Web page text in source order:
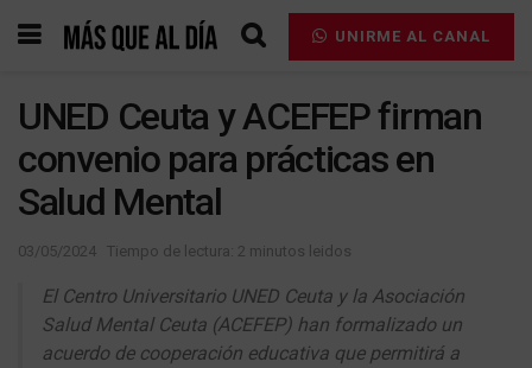
UNIRME AL CANAL
UNED Ceuta y ACEFEP firman
convenio para prácticas en
Salud Mental
03/05/2024 Tiempo de lectura: 2 minutos leidos
El Centro Universitario UNED Ceuta y la Asociación
Salud Mental Ceuta (ACEFEP) han formalizado un
acuerdo de cooperación educativa que permitirá a